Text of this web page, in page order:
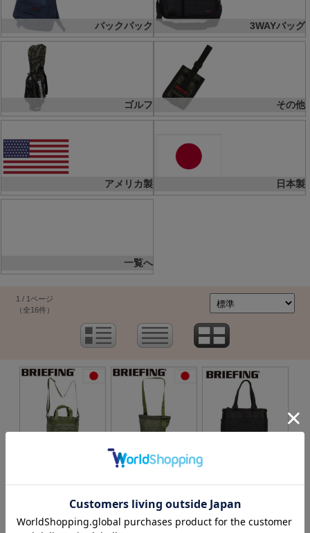
バックパック 3WAYバッグ
ゴルフ その他
アメリカ製 日本製
一覧へ
1 / 1ページ
（全16件）
価格：22,000円(本体 20,000